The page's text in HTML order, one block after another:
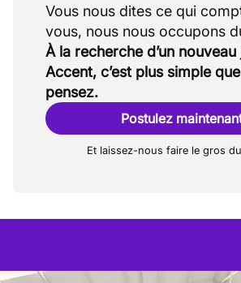
Vous nous dites ce qui
À la recherche d’un
Accent, c’est plus simple
pensez.
Postulez
Et laissez-nous faire le gros